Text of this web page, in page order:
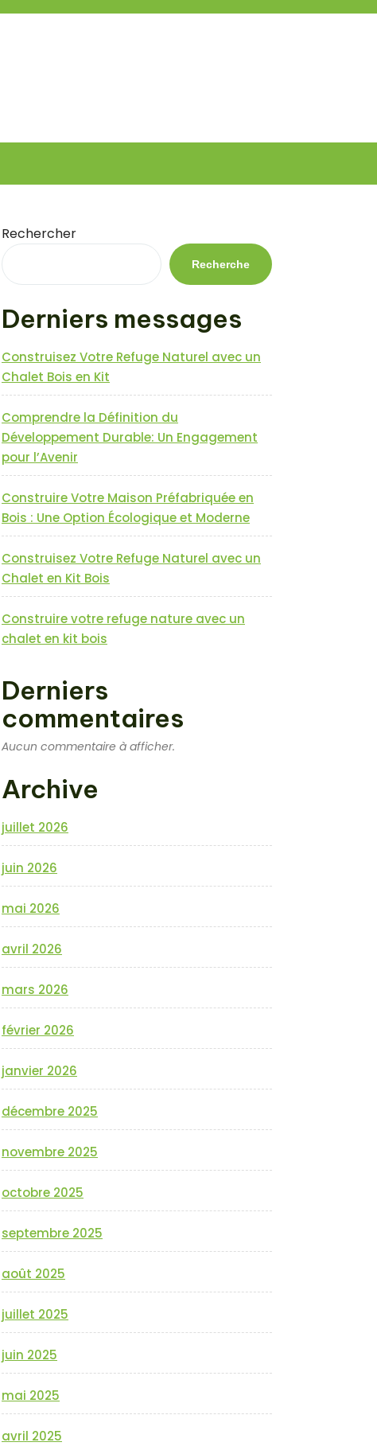
Rechercher
Recherche
Derniers messages
Construisez Votre Refuge Naturel avec un
Chalet Bois en Kit
Comprendre la Définition du
Développement Durable: Un Engagement
pour l’Avenir
Construire Votre Maison Préfabriquée en
Bois : Une Option Écologique et Moderne
Construisez Votre Refuge Naturel avec un
Chalet en Kit Bois
Construire votre refuge nature avec un
chalet en kit bois
Derniers
commentaires
Aucun commentaire à afficher.
Archive
juillet 2026
juin 2026
mai 2026
avril 2026
mars 2026
février 2026
janvier 2026
décembre 2025
novembre 2025
octobre 2025
septembre 2025
août 2025
juillet 2025
juin 2025
mai 2025
avril 2025